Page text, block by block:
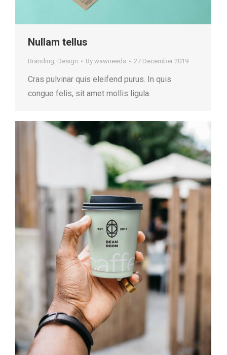
Nullam tellus
Branding, Design By wawneeds 27 December 2019
Cras pulvinar quis eleifend purus. In quis
congue felis, sit amet mollis ligula.